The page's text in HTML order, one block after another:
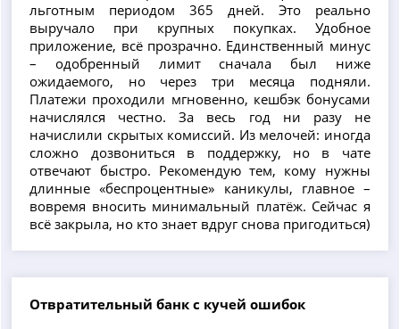
льготным периодом 365 дней. Это реально
выручало при крупных покупках. Удобное
приложение, всё прозрачно. Единственный минус
– одобренный лимит сначала был ниже
ожидаемого, но через три месяца подняли.
Платежи проходили мгновенно, кешбэк бонусами
начислялся честно. За весь год ни разу не
начислили скрытых комиссий. Из мелочей: иногда
сложно дозвониться в поддержку, но в чате
отвечают быстро. Рекомендую тем, кому нужны
длинные «беспроцентные» каникулы, главное –
вовремя вносить минимальный платёж. Сейчас я
всё закрыла, но кто знает вдруг снова пригодиться)
Отвратительный банк с кучей ошибок